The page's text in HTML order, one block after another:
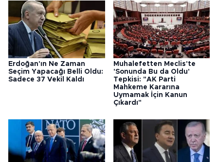
Erdoğan'ın Ne Zaman
Seçim Yapacağı Belli Oldu:
Sadece 37 Vekil Kaldı
Muhalefetten Meclis'te
'Sonunda Bu da Oldu'
Tepkisi: "AK Parti
Mahkeme Kararına
Uymamak İçin Kanun
Çıkardı"